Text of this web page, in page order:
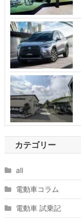
カテゴリー
all
電動車コラム
電動車 試乗記